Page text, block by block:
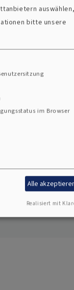
bitte unsere
im Browser
Alle
Realisiert mit